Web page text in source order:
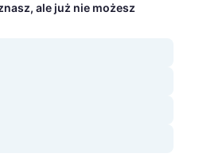
ale już nie możesz